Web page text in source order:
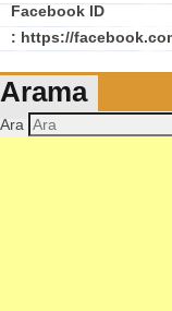
Facebook ID
: https://
Arama
Ara